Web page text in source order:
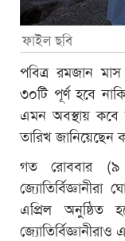
ফাইল ছবি
পবিত্র রমজান
৩০টি পূর্ণ হবে
এমন অবস্থায় কবে
তারিখ জানিয়েছেন
গত রোববার (৯
এপ্রিল অনুষ্ঠিত